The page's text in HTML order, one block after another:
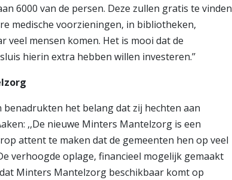
6000 van de persen. Deze zullen gratis te vinden
medische voorzieningen, in bibliotheken,
veel mensen komen. Het is mooi dat de
hierin extra hebben willen investeren.’’
het belang dat zij hechten aan
,,De nieuwe Minters Mantelzorg is een
attent te maken dat de gemeenten hen op veel
verhoogde oplage, financieel mogelijk gemaakt
Minters Mantelzorg beschikbaar komt op